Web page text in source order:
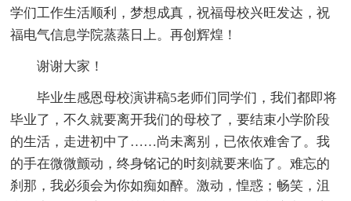
学们工作生活顺利，梦想成真，祝福母校兴旺发达，祝
福电气信息学院蒸蒸日上。再创辉煌！
谢谢大家！
毕业生感恩母校演讲稿5老师们同学们，我们都即将
毕业了，不久就要离开我们的母校了，要结束小学阶段
的生活，走进初中了……尚未离别，已依依难舍了。我
的手在微微颤动，终身铭记的时刻就要来临了。难忘的
刹那，我必须会为你如痴如醉。激动，惶惑；畅笑，沮